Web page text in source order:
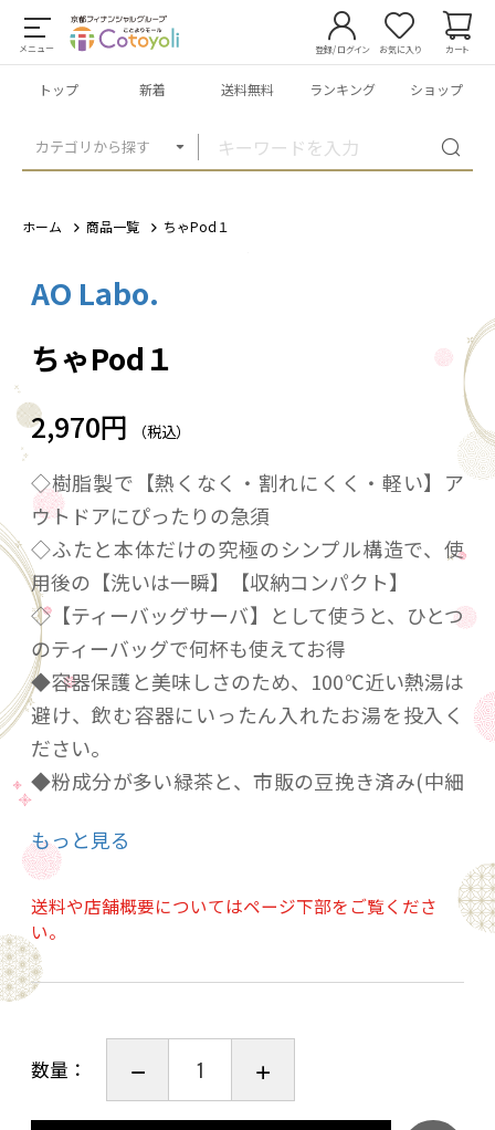
メニュー
カテゴリから探す
登録/ログイン お気に入り カート
トップ 新着 送料無料 ランキング ショップ
ホーム 商品一覧 ちゃPod１
AO Labo.
ちゃPod１
2,970円 （税込）
◇樹脂製で【熱くなく・割れにくく・軽い】ア
ウトドアにぴったりの急須
◇ふたと本体だけの究極のシンプル構造で、使
用後の【洗いは一瞬】【収納コンパクト】
◇【ティーバッグサーバ】として使うと、ひとつ
のティーバッグで何杯も使えてお得
◆容器保護と美味しさのため、100℃近い熱湯は
避け、飲む容器にいったん入れたお湯を投入く
ださい。
◆粉成分が多い緑茶と、市販の豆挽き済み(中細
おき下さい。
内容量：250ml
サイズ：幅105mm×高さ80mm×奥行105mm
素材：AS樹脂
ーーーーーーーーーーーーーーーーーー
もっと見る
送料や店舗概要についてはページ下部をご覧くださ
い。
数量：